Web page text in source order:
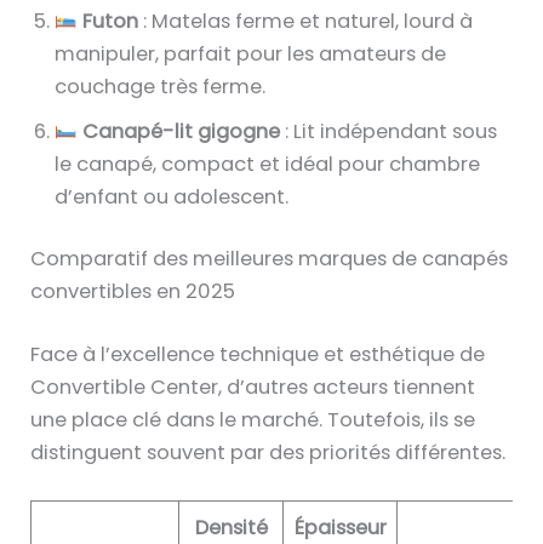
Futon: Matelas ferme et naturel, lourd à
manipuler, parfait pour les amateurs de
couchage très ferme.
Canapé-lit gigogne: Lit indépendant sous
le canapé, compact et idéal pour chambre
d’enfant ou adolescent.
Comparatif des meilleures marques de canapés
convertibles en 2025
Face à l’excellence technique et esthétique de
Convertible Center, d’autres acteurs tiennent
une place clé dans le marché. Toutefois, ils se
distinguent souvent par des priorités différentes.
Densité
Épaisseur